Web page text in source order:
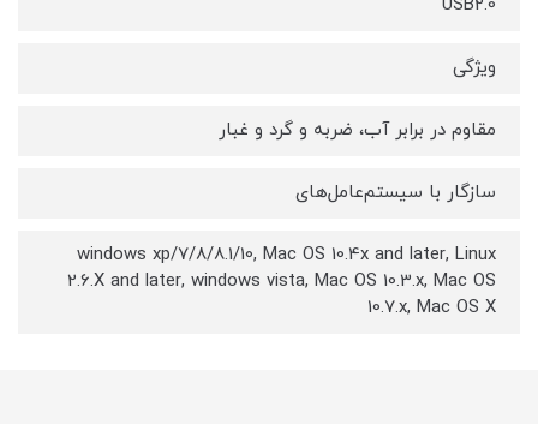
ویژگی
مقاوم در برابر آب، ضربه و گرد و غبار
سازگار با سیستم‌عامل‌های
windows xp/7/8/8.1/10, Mac OS 10.4x and later, Linux
2.6.X and later, windows vista, Mac OS 10.3.x, Mac OS
10.7.x, Mac OS X